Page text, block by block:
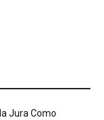
Jura Como